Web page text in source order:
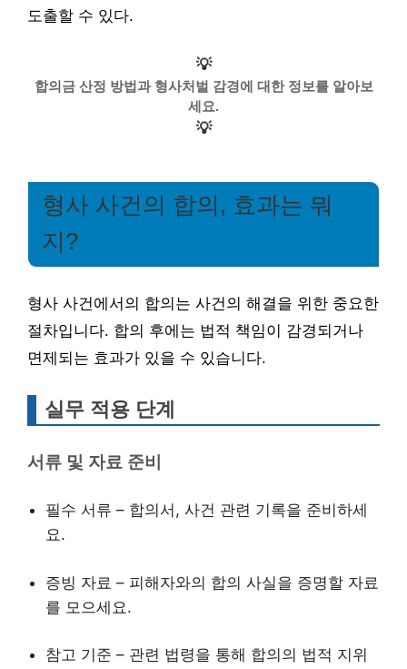
도출할 수 있다.
💡
합의금 산정 방법과 형사처벌 감경에 대한 정보를 알아보
세요.
💡
형사 사건의 합의, 효과는 뭐
지?
형사 사건에서의 합의는 사건의 해결을 위한 중요한
절차입니다. 합의 후에는 법적 책임이 감경되거나
면제되는 효과가 있을 수 있습니다.
실무 적용 단계
서류 및 자료 준비
필수 서류 – 합의서, 사건 관련 기록을 준비하세
요.
증빙 자료 – 피해자와의 합의 사실을 증명할 자료
를 모으세요.
참고 기준 – 관련 법령을 통해 합의의 법적 지위